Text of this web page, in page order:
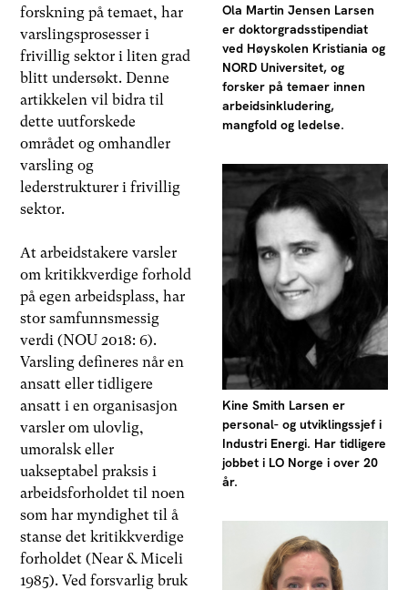
Ola Martin Jensen Larsen
er doktorgradsstipendiat
ved Høyskolen Kristiania og
NORD Universitet, og
forsker på temaer innen
arbeidsinkludering,
mangfold og ledelse.
Kine Smith Larsen er
personal- og utviklingssjef i
Industri Energi. Har tidligere
jobbet i LO Norge i over 20
år.
forskning på temaet, har
varslingsprosesser i
frivillig sektor i liten grad
blitt undersøkt. Denne
artikkelen vil bidra til
dette uutforskede
området og omhandler
varsling og
lederstrukturer i frivillig
sektor.
At arbeidstakere varsler
om kritikkverdige forhold
på egen arbeidsplass, har
stor samfunnsmessig
verdi (NOU 2018: 6).
Varsling defineres når en
ansatt eller tidligere
ansatt i en organisasjon
varsler om ulovlig,
umoralsk eller
uakseptabel praksis i
arbeidsforholdet til noen
som har myndighet til å
stanse det kritikkverdige
forholdet (Near & Miceli
1985). Ved forsvarlig bruk